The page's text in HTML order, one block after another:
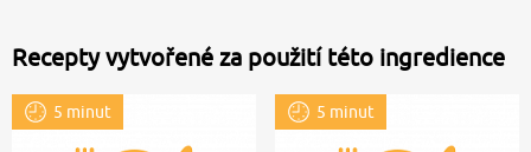
Recepty vytvořené za použití této ingredience
5 minut 5 minut